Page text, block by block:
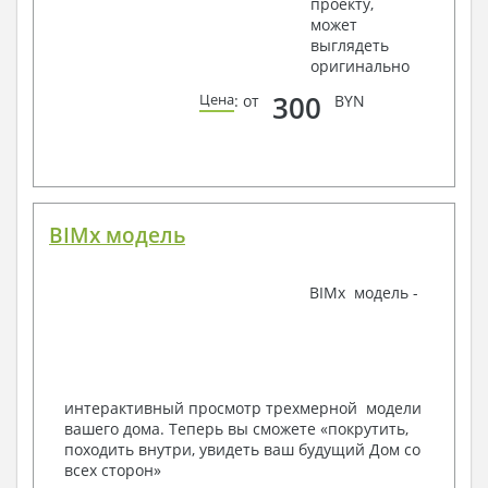
Ведомости расхода стали и бетона
3. Инженерный раздел (приобретается по желанию
Водоснабжение и канализация
канализации
Аксонометрическая схема водоснабжения и
канализации
Узлы и спецификация материалов
Спецификация материалов
Электротехнические решения:
Условные обозначения и общие данные
может
выглядеть
оригинально
Цена: от 300 BYN
BIMx модель
BIMx модель -
интерактивный просмотр трехмерной модели
вашего дома. Теперь вы сможете «покрутить,
походить внутри, увидеть ваш будущий Дом со
всех сторон»